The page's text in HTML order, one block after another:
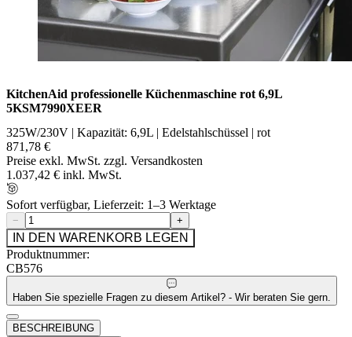
KitchenAid professionelle Küchenmaschine rot 6,9L
5KSM7990XEER
325W/230V | Kapazität: 6,9L | Edelstahlschüssel | rot
871,78 €
Preise exkl. MwSt. zzgl. Versandkosten
1.037,42 € inkl. MwSt.
Sofort verfügbar, Lieferzeit: 1–3 Werktage
− +
IN DEN WARENKORB LEGEN
Produktnummer:
CB576
Haben Sie spezielle Fragen zu diesem Artikel? - Wir beraten Sie gern.
BESCHREIBUNG